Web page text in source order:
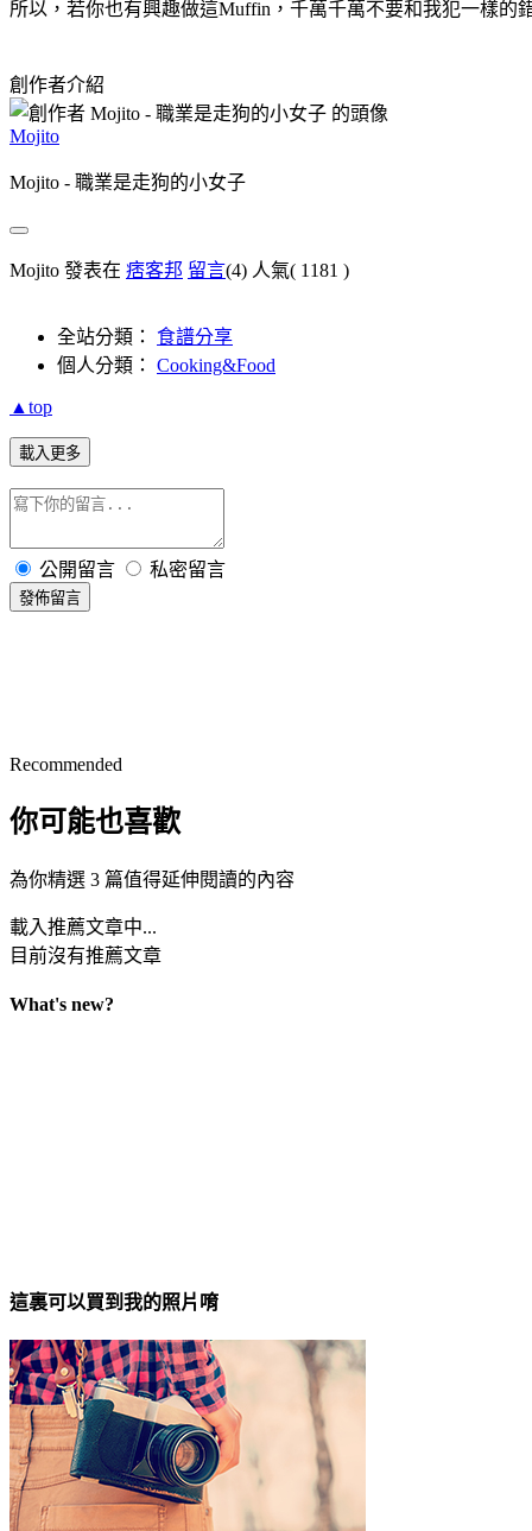
所以，若你也有興趣做這Muffin，千萬千萬不要和我犯一樣的
創作者介紹
Mojito
Mojito - 職業是走狗的小女子
Mojito 發表在 痞客邦 留言(4) 人氣( 1181 )
全站分類： 食譜分享
個人分類： Cooking&Food
▲top
載入更多
公開留言 私密留言
發佈留言
Recommended
你可能也喜歡
為你精選 3 篇值得延伸閱讀的內容
載入推薦文章中...
目前沒有推薦文章
What's new?
這裏可以買到我的照片唷